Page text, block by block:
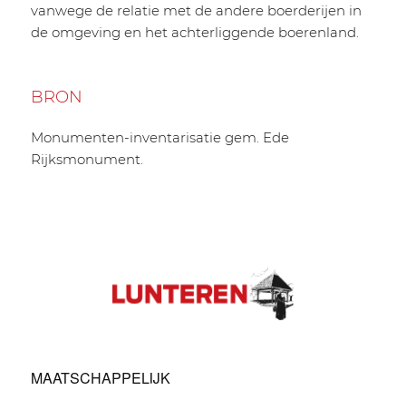
vanwege de relatie met de andere boerderijen in
de omgeving en het achterliggende boerenland.
BRON
Monumenten-inventarisatie gem. Ede
Rijksmonument.
MAATSCHAPPELIJK